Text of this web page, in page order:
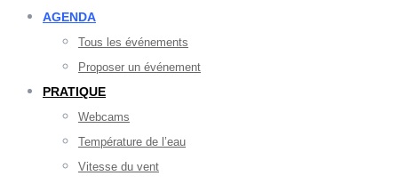
AGENDA
Tous les événements
Proposer un événement
PRATIQUE
Webcams
Température de l’eau
Vitesse du vent